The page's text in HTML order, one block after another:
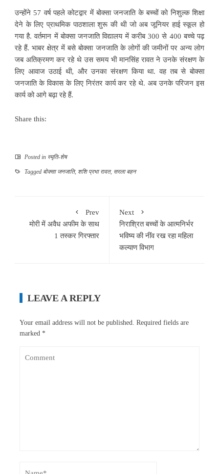
उन्होंने 57 वर्ष पहले कोटद्वार में बोक्सा जनजाति के बच्चों को निशुल्क शिक्षा
देने के लिए प्राथमिक पाठशाला शुरू की थी जो अब जूनियर हाई स्कूल हो
गया है. वर्तमान में बोक्सा जनजाति विद्यालय में करीब 300 से 400 बच्चे पढ़
रहे हैं. भाबर क्षेत्र में बसे बोक्सा जनजाति के लोगों की जमीनों पर अन्य लोग
जब अतिक्रमण कर रहे थे उस समय भी मानसिंह रावत ने उनके संरक्षण के
लिए आवाज उठाई थी, और उनका संरक्षण किया था. वह तब से बोक्सा
जनजाति के विकास के लिए निरंतर कार्य कर रहे थे. अब उनके परिजन इस
कार्य को आगे बढ़ा रहे हैं.
Share this:
Posted in स्मृति-शेष
Tagged बोक्सा जनजाति, शशि प्रभा रावत, सरला बहन
Prev
मोरी में अवैध अफीम के साथ
1 तस्कर गिरफ्तार
Next
निराश्रित बच्चों के आत्मनिर्भर
भविष्य की नींव रख रहा महिला
कल्याण विभाग
LEAVE A REPLY
Your email address will not be published.
Required fields are
marked *